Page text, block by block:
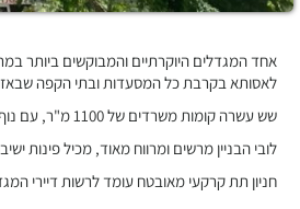
אחד המגדלים היוקרתיים והמבוקשים ביותר
לאסותא בקרבת כל המסעדות ובתי הקפה
שש עשרה קומות משרדים של 1100 מ"ר, עם נוף פסטוראלי ופתוח, קומת מסחר מבוקשת ופעילה חזיתית לרחוב הברזל,
לובי הבניין מרשים ומרווח מאוד, מכיל פינות
חניון תת קרקעי מאובטח עומד לרשות דיירי